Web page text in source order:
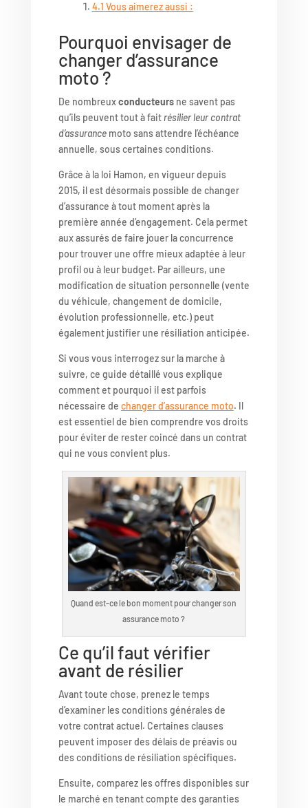
4.1 Vous aimerez aussi :
Pourquoi envisager de
changer d’assurance
moto ?
De nombreuxconducteursne savent pas
qu’ils peuvent tout à faitrésilier leur contrat
d’assurancemoto sans attendre l’échéance
annuelle, sous certaines conditions.
Grâce à la loi Hamon, en vigueur depuis
2015, il est désormais possible de changer
d’assurance à tout moment après la
première année d’engagement. Cela permet
aux assurés de faire jouer la concurrence
pour trouver une offre mieux adaptée à leur
profil ou à leur budget. Par ailleurs, une
modification de situation personnelle (vente
du véhicule, changement de domicile,
évolution professionnelle, etc.) peut
également justifier une résiliation anticipée.
Si vous vous interrogez sur la marche à
suivre, ce guide détaillé vous explique
comment et pourquoi il est parfois
nécessaire de changer d’assurance moto. Il
est essentiel de bien comprendre vos droits
pour éviter de rester coincé dans un contrat
qui ne vous convient plus.
Quand est-ce le bon moment pour changer son
assurance moto ?
Ce qu’il faut vérifier
avant de résilier
Avant toute chose, prenez le temps
d’examiner les conditions générales de
votre contrat actuel. Certaines clauses
peuvent imposer des délais de préavis ou
des conditions de résiliation spécifiques.
Ensuite, comparez les offres disponibles sur
le marché en tenant compte des garanties